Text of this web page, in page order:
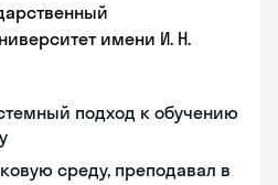
имени И. Н.
подход к обучению
среду, преподавал в